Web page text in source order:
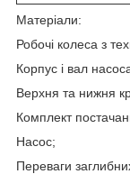
Матеріали:
Робочі колеса з
Корпус і вал
Верхня та нижня
Комплект
Насос;
Переваги